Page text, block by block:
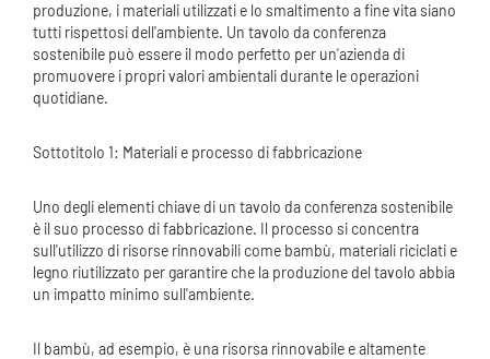
produzione, i materiali utilizzati e lo smaltimento a fine vita siano
tutti rispettosi dell'ambiente. Un tavolo da conferenza
sostenibile può essere il modo perfetto per un'azienda di
promuovere i propri valori ambientali durante le operazioni
quotidiane.
Sottotitolo 1: Materiali e processo di fabbricazione
Uno degli elementi chiave di un tavolo da conferenza sostenibile
è il suo processo di fabbricazione. Il processo si concentra
sull'utilizzo di risorse rinnovabili come bambù, materiali riciclati e
legno riutilizzato per garantire che la produzione del tavolo abbia
un impatto minimo sull'ambiente.
Il bambù, ad esempio, è una risorsa rinnovabile e altamente